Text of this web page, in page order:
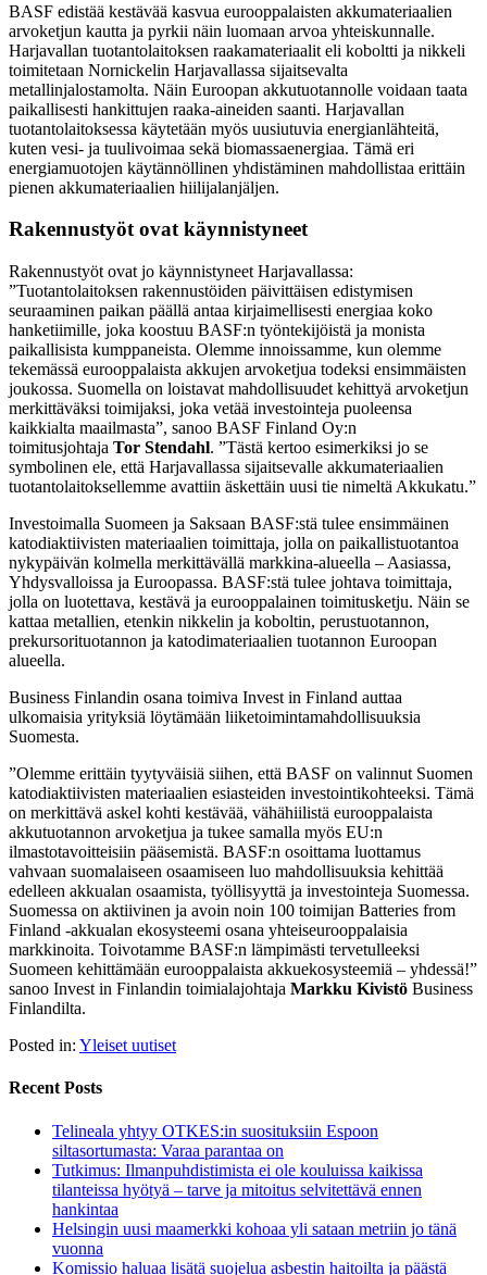
BASF edistää kestävää kasvua eurooppalaisten akkumateriaalien
arvoketjun kautta ja pyrkii näin luomaan arvoa yhteiskunnalle.
Harjavallan tuotantolaitoksen raakamateriaalit eli koboltti ja nikkeli
toimitetaan Nornickelin Harjavallassa sijaitsevalta
metallinjalostamolta. Näin Euroopan akkutuotannolle voidaan taata
paikallisesti hankittujen raaka-aineiden saanti. Harjavallan
tuotantolaitoksessa käytetään myös uusiutuvia energianlähteitä,
kuten vesi- ja tuulivoimaa sekä biomassaenergiaa. Tämä eri
energiamuotojen käytännöllinen yhdistäminen mahdollistaa erittäin
pienen akkumateriaalien hiilijalanjäljen.
Rakennustyöt ovat käynnistyneet
Rakennustyöt ovat jo käynnistyneet Harjavallassa:
”Tuotantolaitoksen rakennustöiden päivittäisen edistymisen
seuraaminen paikan päällä antaa kirjaimellisesti energiaa koko
hanketiimille, joka koostuu BASF:n työntekijöistä ja monista
paikallisista kumppaneista. Olemme innoissamme, kun olemme
tekemässä eurooppalaista akkujen arvoketjua todeksi ensimmäisten
joukossa. Suomella on loistavat mahdollisuudet kehittyä arvoketjun
merkittäväksi toimijaksi, joka vetää investointeja puoleensa
kaikkialta maailmasta”, sanoo BASF Finland Oy:n
toimitusjohtaja Tor Stendahl. ”Tästä kertoo esimerkiksi jo se
symbolinen ele, että Harjavallassa sijaitsevalle akkumateriaalien
tuotantolaitoksellemme avattiin äskettäin uusi tie nimeltä Akkukatu.”
Investoimalla Suomeen ja Saksaan BASF:stä tulee ensimmäinen
katodiaktiivisten materiaalien toimittaja, jolla on paikallistuotantoa
nykypäivän kolmella merkittävällä markkina-alueella – Aasiassa,
Yhdysvalloissa ja Euroopassa. BASF:stä tulee johtava toimittaja,
jolla on luotettava, kestävä ja eurooppalainen toimitusketju. Näin se
kattaa metallien, etenkin nikkelin ja koboltin, perustuotannon,
prekursorituotannon ja katodimateriaalien tuotannon Euroopan
alueella.
Business Finlandin osana toimiva Invest in Finland auttaa
ulkomaisia yrityksiä löytämään liiketoimintamahdollisuuksia
Suomesta.
”Olemme erittäin tyytyväisiä siihen, että BASF on valinnut Suomen
katodiaktiivisten materiaalien esiasteiden investointikohteeksi. Tämä
on merkittävä askel kohti kestävää, vähähiilistä eurooppalaista
akkutuotannon arvoketjua ja tukee samalla myös EU:n
ilmastotavoitteisiin pääsemistä. BASF:n osoittama luottamus
vahvaan suomalaiseen osaamiseen luo mahdollisuuksia kehittää
edelleen akkualan osaamista, työllisyyttä ja investointeja Suomessa.
Suomessa on aktiivinen ja avoin noin 100 toimijan Batteries from
Finland -akkualan ekosysteemi osana yhteiseurooppalaisia
markkinoita. Toivotamme BASF:n lämpimästi tervetulleeksi
Suomeen kehittämään eurooppalaista akkuekosysteemiä – yhdessä!”
sanoo Invest in Finlandin toimialajohtaja Markku Kivistö Business
Finlandilta.
Posted in: Yleiset uutiset
Recent Posts
Telineala yhtyy OTKES:in suosituksiin Espoon
siltasortumasta: Varaa parantaa on
Tutkimus: Ilmanpuhdistimista ei ole kouluissa kaikissa
tilanteissa hyötyä – tarve ja mitoitus selvitettävä ennen
hankintaa
Helsingin uusi maamerkki kohoaa yli sataan metriin jo tänä
vuonna
Komissio haluaa lisätä suojelua asbestin haitoilta ja päästä